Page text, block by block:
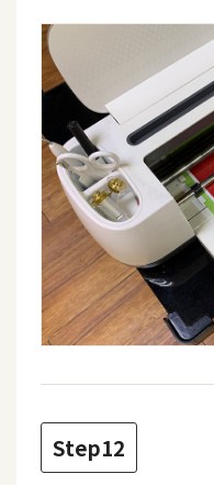
提
案
Step12